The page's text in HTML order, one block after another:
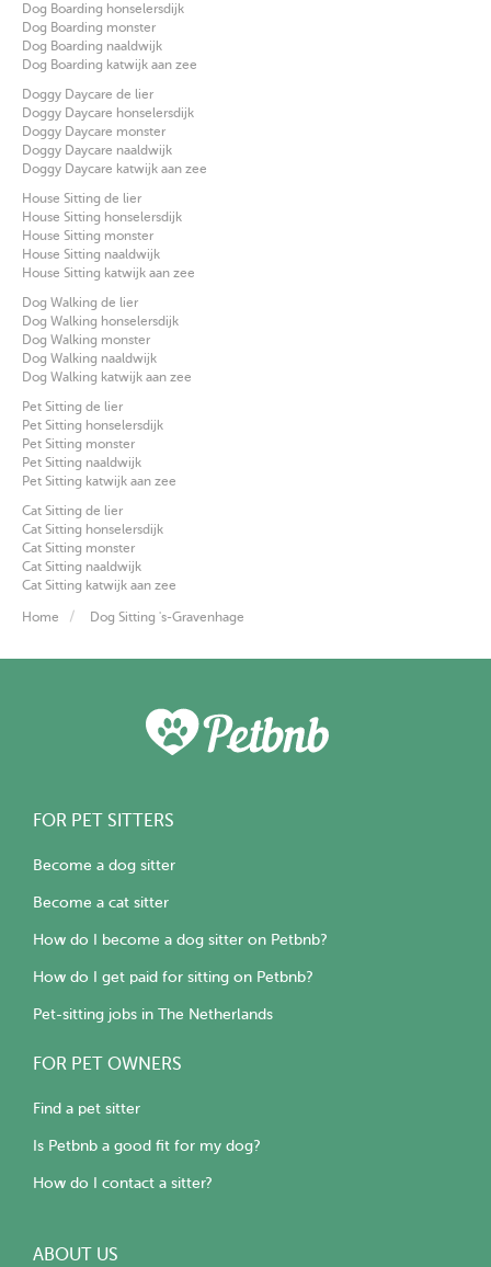
Dog Boarding honselersdijk
Dog Boarding monster
Dog Boarding naaldwijk
Dog Boarding katwijk aan zee
Doggy Daycare de lier
Doggy Daycare honselersdijk
Doggy Daycare monster
Doggy Daycare naaldwijk
Doggy Daycare katwijk aan zee
House Sitting de lier
House Sitting honselersdijk
House Sitting monster
House Sitting naaldwijk
House Sitting katwijk aan zee
Dog Walking de lier
Dog Walking honselersdijk
Dog Walking monster
Dog Walking naaldwijk
Dog Walking katwijk aan zee
Pet Sitting de lier
Pet Sitting honselersdijk
Pet Sitting monster
Pet Sitting naaldwijk
Pet Sitting katwijk aan zee
Cat Sitting de lier
Cat Sitting honselersdijk
Cat Sitting monster
Cat Sitting naaldwijk
Cat Sitting katwijk aan zee
Home Dog Sitting 's-Gravenhage
FOR PET SITTERS
Become a dog sitter
Become a cat sitter
How do I become a dog sitter on Petbnb?
How do I get paid for sitting on Petbnb?
Pet-sitting jobs in The Netherlands
FOR PET OWNERS
Find a pet sitter
Is Petbnb a good fit for my dog?
How do I contact a sitter?
ABOUT US